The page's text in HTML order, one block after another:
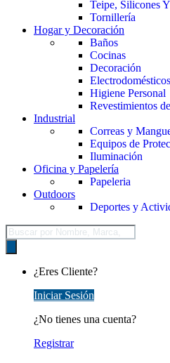
Teipe, Silicones
Tornillería
Hogar y Decoración
Baños
Cocinas
Decoración
Electrodomésticos
Higiene Personal
Revestimientos
Industrial
Correas y
Equipos de
Iluminación
Oficina y Papelería
Papeleria
Outdoors
Deportes y
Búsqueda
de
productos
¿Eres Cliente?
Iniciar Sesión
¿No tienes una cuenta?
Registrar